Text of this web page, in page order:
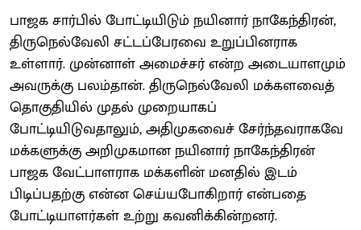
பாஜக சார்பில் போட்டியிடும் நயினார் நாகேந்திரன்,
திருநெல்வேலி சட்டப்பேரவை உறுப்பினராக
உள்ளார். முன்னாள் அமைச்சர் என்ற அடையாளமும்
அவருக்கு பலம்தான். திருநெல்வேலி மக்களவைத்
தொகுதியில் முதல் முறையாகப்
போட்டியிடுவதாலும், அதிமுகவைச் சேர்ந்தவராகவே
மக்களுக்கு அறிமுகமான நயினார் நாகேந்திரன்
பாஜக வேட்பாளராக மக்களின் மனதில் இடம்
பிடிப்பதற்கு என்ன செய்யபோகிறார் என்பதை
போட்டியாளர்கள் உற்று கவனிக்கின்றனர்.